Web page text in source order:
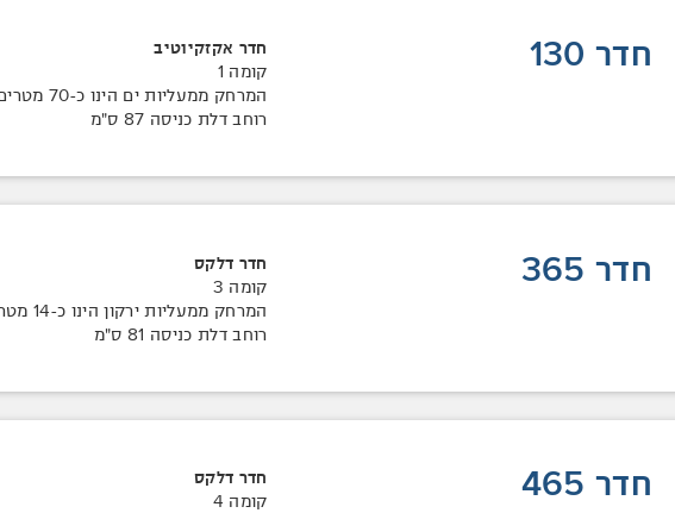
חדר 130
חדר אקזקיוטיב
קומה 1
המרחק ממעליות ים הינו כ-70 מטרים
רוחב דלת כניסה 87 ס"מ
חדר 365
חדר דלקס
קומה 3
המרחק ממעליות ירקון הינו כ-14 מטרים
רוחב דלת כניסה 81 ס"מ
חדר 465
חדר דלקס
קומה 4